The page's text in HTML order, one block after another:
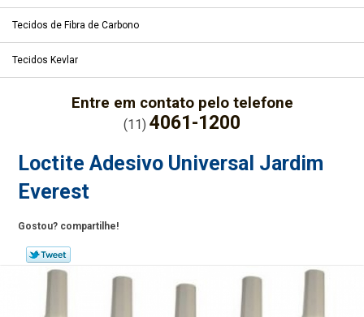
Tecidos de Fibra de Carbono
Tecidos Kevlar
Entre em contato pelo telefone
(11) 4061-1200
Loctite Adesivo Universal Jardim
Everest
Gostou? compartilhe!